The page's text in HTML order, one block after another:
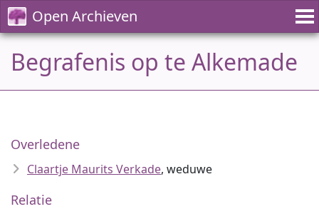
Open Archieven
Begrafenis op te Alkemade
Overledene
Claartje Maurits Verkade, weduwe
Relatie